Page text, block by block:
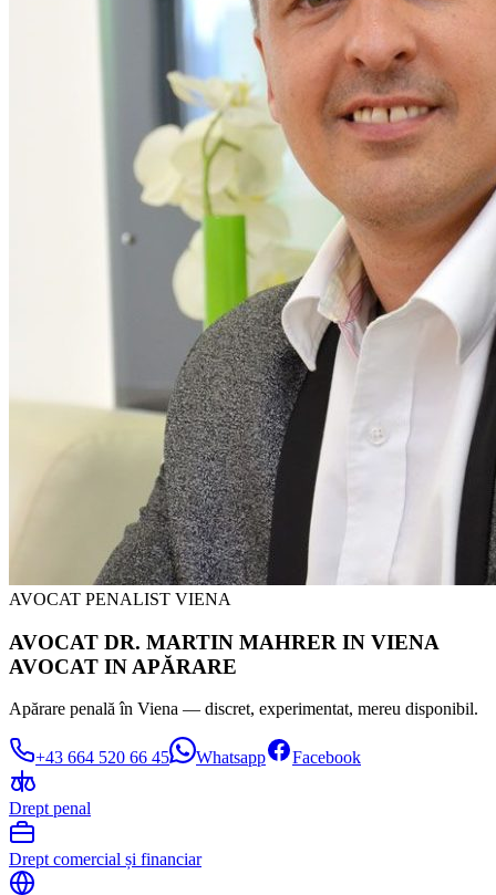
AVOCAT PENALIST VIENA
AVOCAT DR. MARTIN MAHRER IN VIENA
AVOCAT IN APĂRARE
Apărare penală în Viena — discret, experimentat, mereu disponibil.
+43 664 520 66 45 Whatsapp Facebook
Drept penal
Drept comercial și financiar